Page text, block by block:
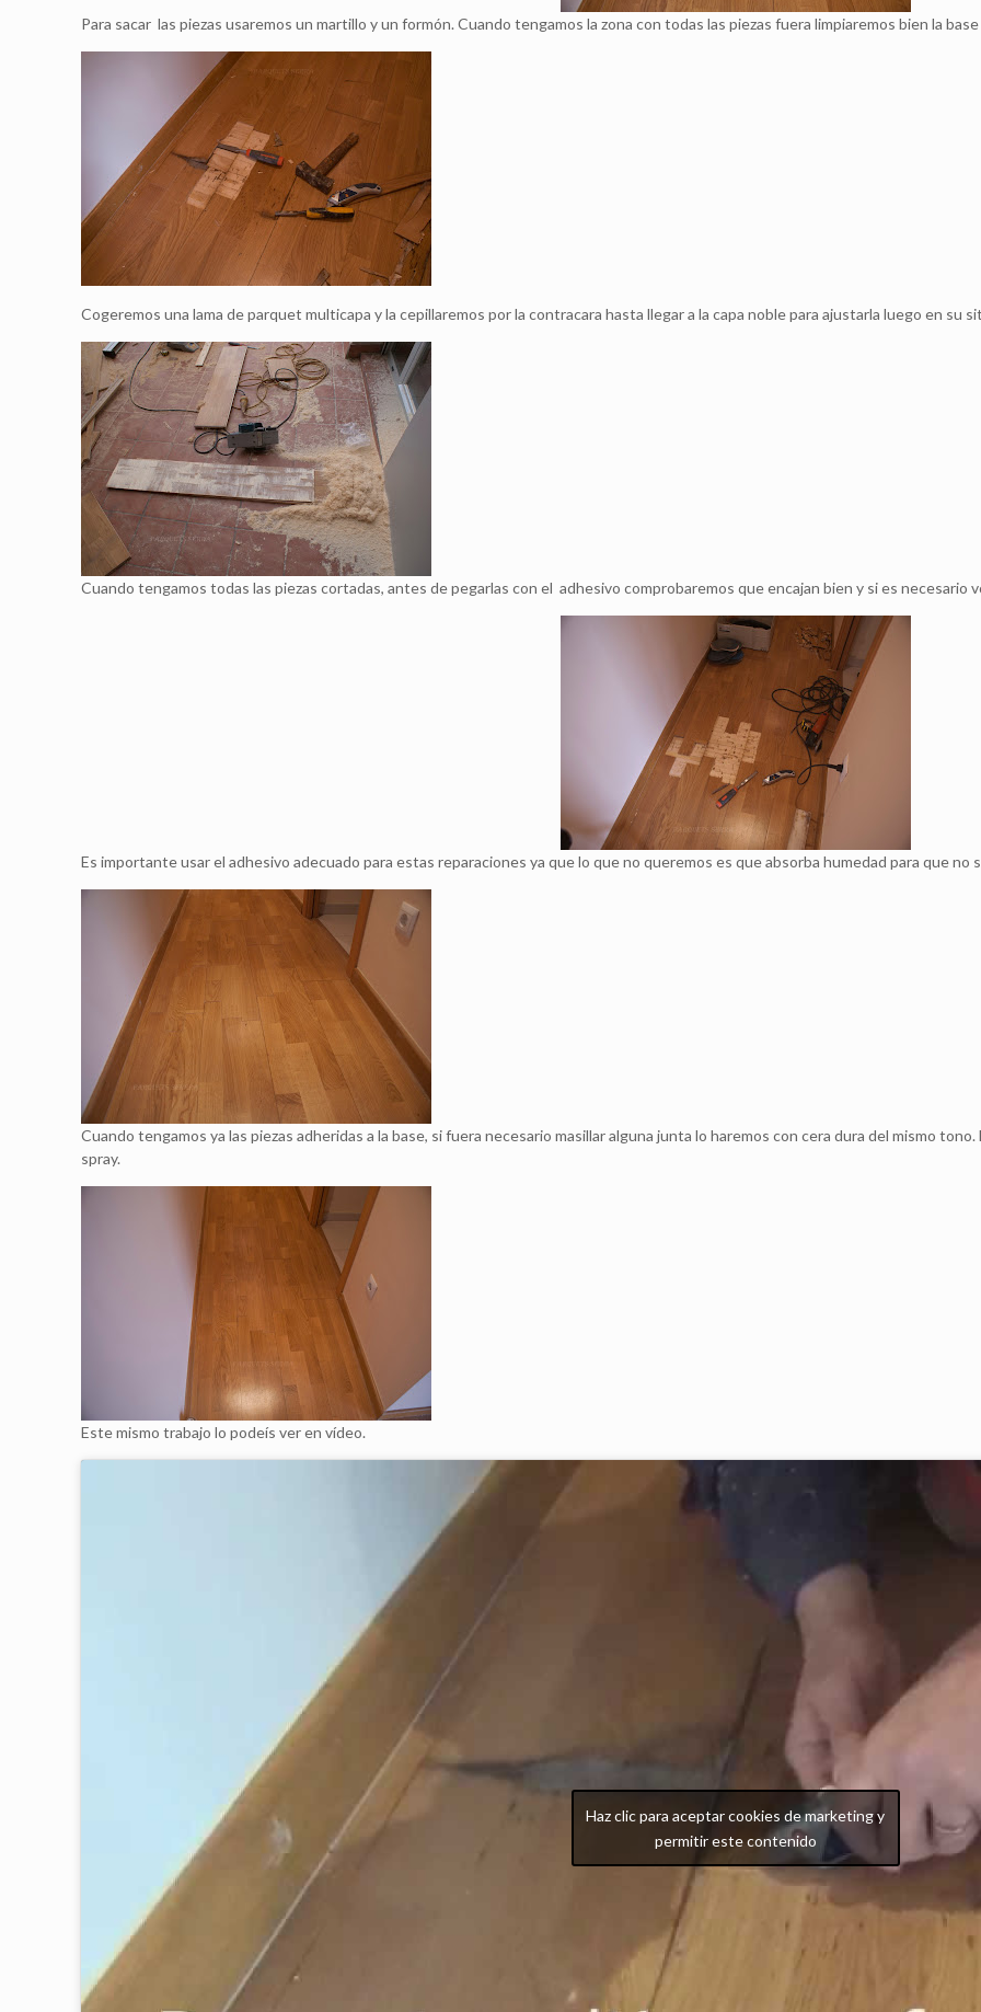
Para sacar las piezas usaremos un martillo y un formón. Cuando tengamos la zona con todas las piezas fuera limpiaremos bien la
Cogeremos una lama de parquet multicapa y la cepillaremos por la contracara hasta llegar a la capa noble para ajustarla luego en su
Cuando tengamos todas las piezas cortadas, antes de pegarlas con el adhesivo comprobaremos que encajan bien y si es necesario
Es importante usar el adhesivo adecuado para estas reparaciones ya que lo que no queremos es que absorba humedad para que no
Cuando tengamos ya las piezas adheridas a la base, si fuera necesario masillar alguna junta lo haremos con cera dura del mismo
spray.
Este mismo trabajo lo podeís ver en vídeo.
Haz clic para aceptar cookies de marketing y
permitir este contenido